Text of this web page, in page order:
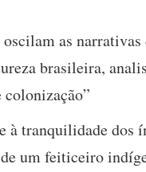
as narrativas
brasileira,
colonização”
à tranquilidade dos
um feiticeiro